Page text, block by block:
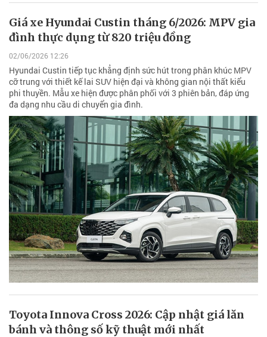
Giá xe Hyundai Custin tháng 6/2026: MPV gia
đình thực dụng từ 820 triệu đồng
02/06/2026 12:26
Hyundai Custin tiếp tục khẳng định sức hút trong phân khúc MPV
cỡ trung với thiết kế lai SUV hiện đại và không gian nội thất kiểu
phi thuyền. Mẫu xe hiện được phân phối với 3 phiên bản, đáp ứng
đa dạng nhu cầu di chuyển gia đình.
Toyota Innova Cross 2026: Cập nhật giá lăn
bánh và thông số kỹ thuật mới nhất